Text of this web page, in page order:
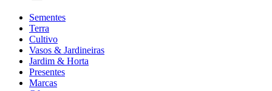
Sementes
Terra
Cultivo
Vasos & Jardineiras
Jardim & Horta
Presentes
Marcas